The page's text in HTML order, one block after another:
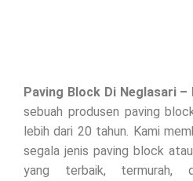
Paving Block Di Neglasari–
sebuah produsen paving
lebih dari 20 tahun. Kami
segala jenis paving block
yang terbaik, termurah,